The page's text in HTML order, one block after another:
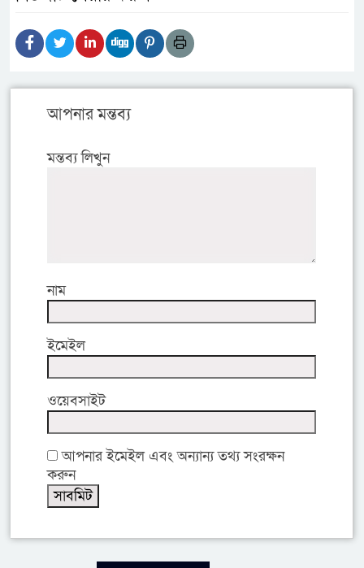
আপনার মন্তব্য
মন্তব্য লিখুন
নাম
ইমেইল
ওয়েবসাইট
আপনার ইমেইল এবং অন্যান্য তথ্য সংরক্ষন
করুন